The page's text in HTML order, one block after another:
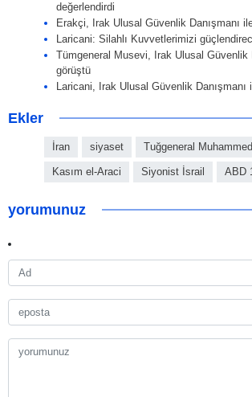
değerlendirdi
Erakçi, Irak Ulusal Güvenlik Danışmanı
Laricani: Silahlı Kuvvetlerimizi
Tümgeneral Musevi, Irak Ulusal Güvenlik
görüştü
Laricani, Irak Ulusal Güvenlik Danışmanı
Ekler
İran siyaset Tuğgeneral
Kasım el-Araci Siyonist İsrail ABD
yorumunuz